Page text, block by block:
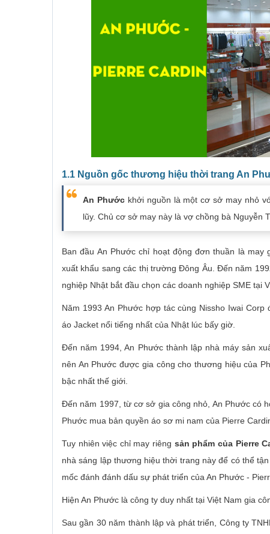
1.1 Nguồn gốc thương hiệu thời trang An
An Phước khởi nguồn là một cơ sở may nhỏ
lũy. Chủ cơ sở may này là vợ chồng bà Nguyễn
Ban đầu An Phước chỉ hoạt động đơn thuần là
xuất khẩu sang các thị trường Đông Âu. Đến năm
nghiệp Nhật bắt đầu chọn các doanh nghiệp SME tại
Năm 1993 An Phước hợp tác cùng Nissho Iwai
áo Jacket nổi tiếng nhất của Nhật lúc bấy giờ.
Đến năm 1994, An Phước thành lập nhà máy sản
nên An Phước được gia công cho thương hiệu của
bậc nhất thế giới.
Đến năm 1997, từ cơ sở gia công nhỏ, An Phước có
Phước mua bản quyền áo sơ mi nam của Pierre
Tuy nhiên việc chỉ may riêng sản phẩm của Pierre
nhà sáng lập thương hiệu thời trang này để có thể
mốc đánh đánh dấu sự phát triển của An Phước -
Hiện An Phước là công ty duy nhất tại Việt Nam gia
Sau gần 30 năm thành lập và phát triển, Công ty